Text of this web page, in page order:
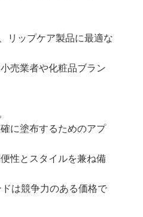
リップケア製品に最適な
売業者や化粧品ブラン
に塗布するためのアプ
性とスタイルを兼ね備
は競争力のある価格で